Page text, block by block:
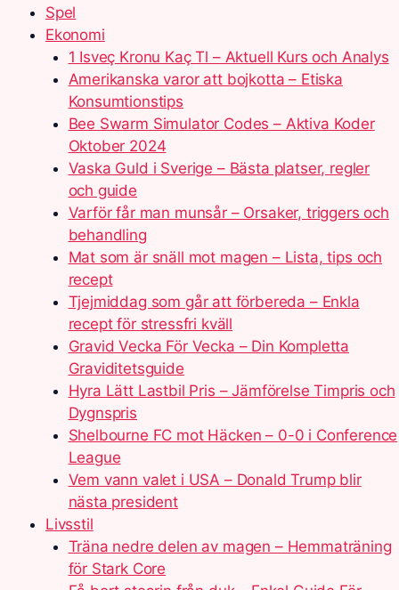
Spel
Ekonomi
1 Isveç Kronu Kaç Tl – Aktuell Kurs och Analys
Amerikanska varor att bojkotta – Etiska
Konsumtionstips
Bee Swarm Simulator Codes – Aktiva Koder
Oktober 2024
Vaska Guld i Sverige – Bästa platser, regler
och guide
Varför får man munsår – Orsaker, triggers och
behandling
Mat som är snäll mot magen – Lista, tips och
recept
Tjejmiddag som går att förbereda – Enkla
recept för stressfri kväll
Gravid Vecka För Vecka – Din Kompletta
Graviditetsguide
Hyra Lätt Lastbil Pris – Jämförelse Timpris och
Dygnspris
Shelbourne FC mot Häcken – 0-0 i Conference
League
Vem vann valet i USA – Donald Trump blir
nästa president
Livsstil
Träna nedre delen av magen – Hemmaträning
för Stark Core